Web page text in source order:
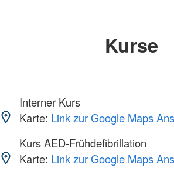
Kurse
Interner Kurs
Karte: Link zur Google Maps
Kurs AED-Frühdefibrillation
Karte: Link zur Google Maps